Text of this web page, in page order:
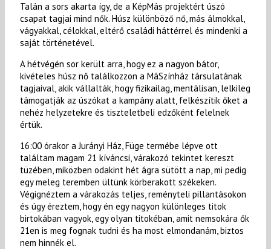
Talán a sors akarta így, de a KépMás projektért úszó
csapat tagjai mind nők. Húsz különböző nő, más álmokkal,
vágyakkal, célokkal, eltérő családi háttérrel és mindenki a
saját történetével.
A hétvégén sor került arra, hogy ez a nagyon bátor,
kivételes húsz nő találkozzon a MáSzínház társulatának
tagjaival, akik vállalták, hogy fizikailag, mentálisan, lelkileg
támogatják az úszókat a kampány alatt, felkészítik őket a
nehéz helyzetekre és tiszteletbeli edzőként felelnek
értük.
16:00 órakor a Jurányi Ház, Füge termébe lépve ott
találtam magam 21 kíváncsi, várakozó tekintet kereszt
tüzében, miközben odakint hét ágra sütött a nap, mi pedig
egy meleg teremben ültünk körberakott székeken.
Végignéztem a várakozás teljes, reményteli pillantásokon
és úgy éreztem, hogy én egy nagyon különleges titok
birtokában vagyok, egy olyan titokéban, amit nemsokára ők
21en is meg fognak tudni és ha most elmondanám, biztos
nem hinnék el.